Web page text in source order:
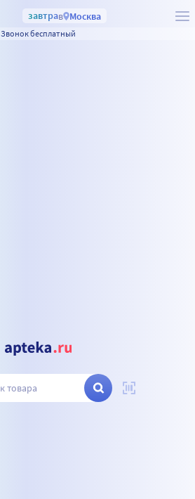
завтрав Москва
Звонок бесплатный